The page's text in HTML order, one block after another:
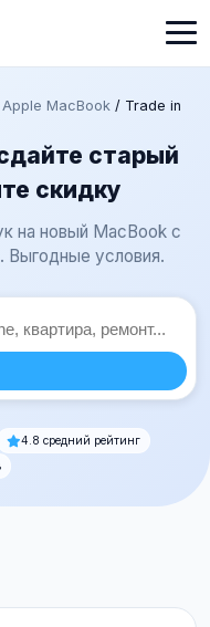
Apple MacBook / Trade in
старый
скидку
на новый MacBook с
Выгодные условия.
4.8 средний рейтинг